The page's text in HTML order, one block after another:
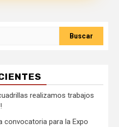
realizamos trabajos
convocatoria para la Expo